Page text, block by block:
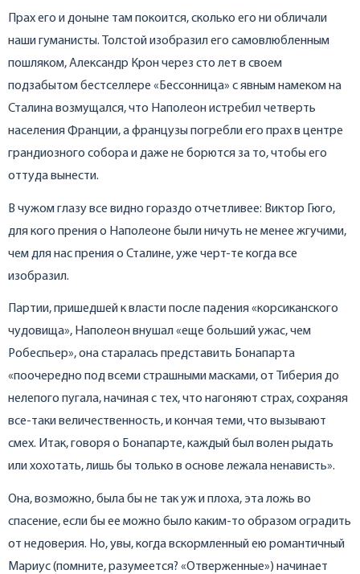
Прах его и доныне там покоится, сколько его ни обличали
наши гуманисты. Толстой изобразил его самовлюбленным
пошляком, Александр Крон через сто лет в своем
подзабытом бестселлере «Бессонница» с явным намеком на
Сталина возмущался, что Наполеон истребил четверть
населения Франции, а французы погребли его прах в центре
грандиозного собора и даже не борются за то, чтобы его
оттуда вынести.
В чужом глазу все видно гораздо отчетливее: Виктор Гюго,
для кого прения о Наполеоне были ничуть не менее жгучими,
чем для нас прения о Сталине, уже черт-те когда все
изобразил.
Партии, пришедшей к власти после падения «корсиканского
чудовища», Наполеон внушал «еще больший ужас, чем
Робеспьер», она старалась представить Бонапарта
«поочередно под всеми страшными масками, от Тиберия до
нелепого пугала, начиная с тех, что нагоняют страх, сохраняя
все-таки величественность, и кончая теми, что вызывают
смех. Итак, говоря о Бонапарте, каждый был волен рыдать
или хохотать, лишь бы только в основе лежала ненависть».
Она, возможно, была бы не так уж и плоха, эта ложь во
спасение, если бы ее можно было каким-то образом оградить
от недоверия. Но, увы, когда вскормленный ею романтичный
Мариус (помните, разумеется? «Отверженные») начинает